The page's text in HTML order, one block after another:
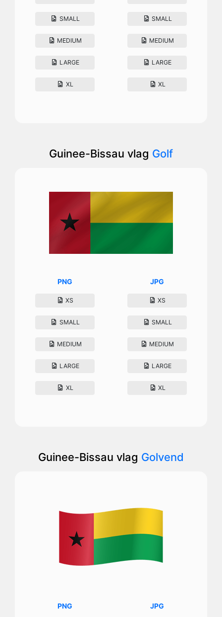
SMALL
MEDIUM
LARGE
XL
SMALL
MEDIUM
LARGE
XL
Guinee-Bissau vlag Golf
PNG
XS
SMALL
MEDIUM
LARGE
XL
JPG
XS
SMALL
MEDIUM
LARGE
XL
Guinee-Bissau vlag Golvend
PNG JPG